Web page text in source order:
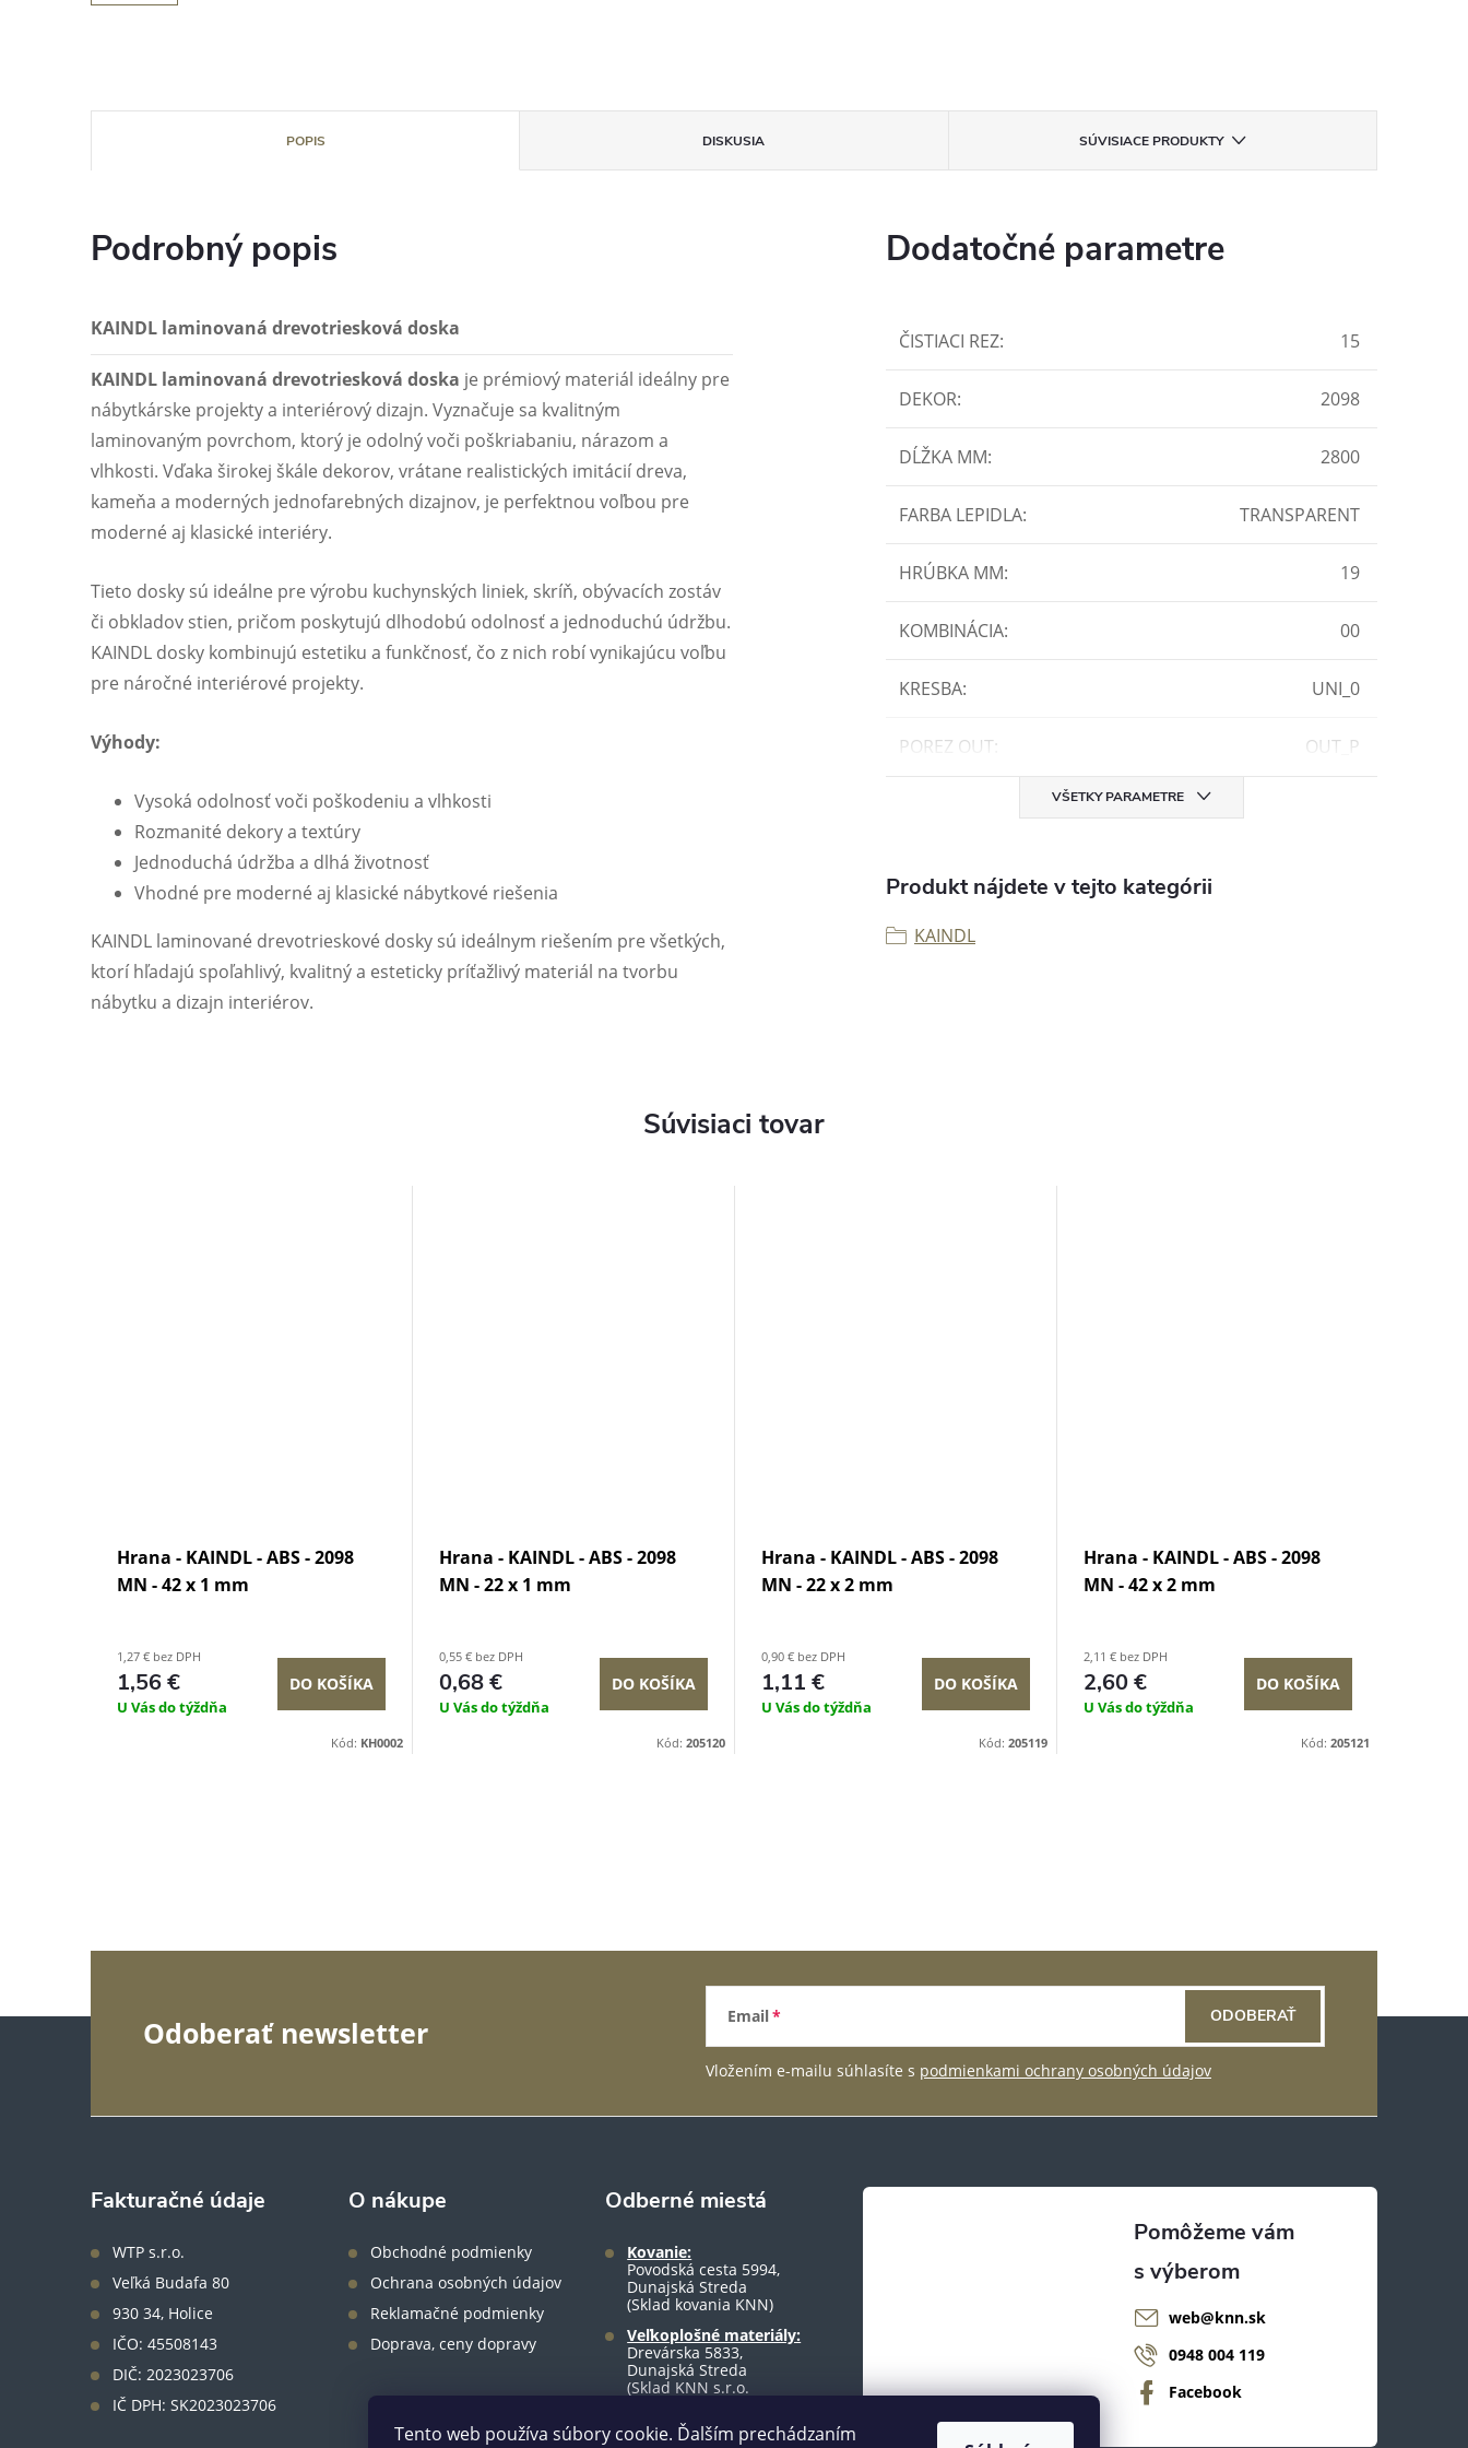
Tento web používa súbory cookie. Ďalším prechádzaním
POPIS DISKUSIA SÚVISIACE PRODUKTY
Podrobný popis
KAINDL laminovaná drevotriesková doska
KAINDL laminovaná drevotriesková doska je prémiový materiál ideálny pre
nábytkárske projekty a interiérový dizajn. Vyznačuje sa kvalitným
laminovaným povrchom, ktorý je odolný voči poškriabaniu, nárazom a
vlhkosti. Vďaka širokej škále dekorov, vrátane realistických imitácií dreva,
kameňa a moderných jednofarebných dizajnov, je perfektnou voľbou pre
moderné aj klasické interiéry.
Tieto dosky sú ideálne pre výrobu kuchynských liniek, skríň, obývacích zostáv
či obkladov stien, pričom poskytujú dlhodobú odolnosť a jednoduchú údržbu.
KAINDL dosky kombinujú estetiku a funkčnosť, čo z nich robí vynikajúcu voľbu
pre náročné interiérové projekty.
Výhody:
Vysoká odolnosť voči poškodeniu a vlhkosti
Rozmanité dekory a textúry
Jednoduchá údržba a dlhá životnosť
Vhodné pre moderné aj klasické nábytkové riešenia
KAINDL laminované drevotrieskové dosky sú ideálnym riešením pre všetkých,
ktorí hľadajú spoľahlivý, kvalitný a esteticky príťažlivý materiál na tvorbu
nábytku a dizajn interiérov.
Dodatočné parametre
ČISTIACI REZ: 15
DEKOR: 2098
DĹŽKA MM: 2800
FARBA LEPIDLA: TRANSPARENT
HRÚBKA MM: 19
KOMBINÁCIA: 00
KRESBA: UNI_0
POREZ OUT: OUT_P
VŠETKY PARAMETRE
Produkt nájdete v tejto kategórii
KAINDL
Súvisiaci tovar
Hrana - KAINDL - ABS - 2098
MN - 42 x 1 mm
1,27 € bez DPH
1,56 €
U Vás do týždňa
DO KOŠÍKA
Kód: KH0002
Hrana - KAINDL - ABS - 2098
MN - 22 x 1 mm
0,55 € bez DPH
0,68 €
U Vás do týždňa
DO KOŠÍKA
Kód: 205120
Hrana - KAINDL - ABS - 2098
MN - 22 x 2 mm
0,90 € bez DPH
1,11 €
U Vás do týždňa
DO KOŠÍKA
Kód: 205119
Hrana - KAINDL - ABS - 2098
MN - 42 x 2 mm
2,11 € bez DPH
2,60 €
U Vás do týždňa
DO KOŠÍKA
Kód: 205121
Odoberať newsletter Email
Vložením e-mailu súhlasíte s podmienkami ochrany osobných údajov
ODOBERAŤ
Fakturačné údaje
WTP s.r.o.
Veľká Budafa 80
930 34, Holice
IČO: 45508143
DIČ: 2023023706
IČ DPH: SK2023023706
O nákupe
Obchodné podmienky
Ochrana osobných údajov
Reklamačné podmienky
Doprava, ceny dopravy
Odberné miestá
Kovanie:
Povodská cesta 5994,
Dunajská Streda
(Sklad kovania KNN)
Veľkoplošné materiály:
Drevárska 5833,
Dunajská Streda
(Sklad KNN s.r.o.
web@knn.sk
0948 004 119
Facebook